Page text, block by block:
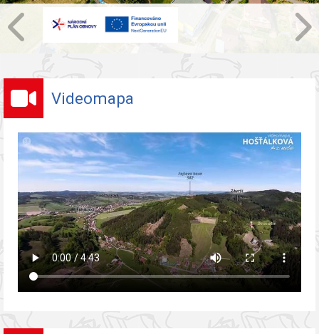
Videomapa